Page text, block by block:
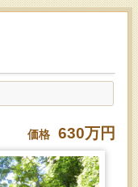
価格 630万円